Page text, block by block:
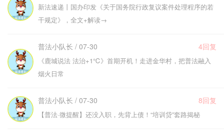
新法速递丨国办印发《关于国务院行政复议案件处理程序的若
干规定》，全文+解读→
普法小队长 / 07-30 4回复
《鹿城说法 法治+1℃》首期开机！走进金华村，把普法融入
烟火日常
普法小队长 / 07-30 8回复
【普法·微提醒】还没入职，先背上债！“培训贷”套路揭秘